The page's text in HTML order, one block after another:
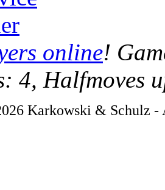
online!
4, Halfmoves
Karkowski & Schulz